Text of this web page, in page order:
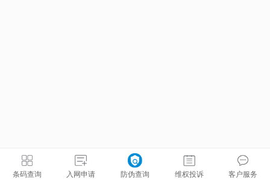
条码查询 入网申请 防伪查询 维权投诉 客户服务